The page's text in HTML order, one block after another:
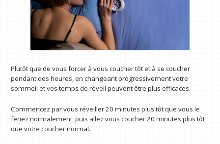
Plutôt que de vous forcer à vous coucher tôt et à se coucher
pendant des heures, en changeant progressivement votre
sommeil et vos temps de réveil peuvent être plus efficaces.
Commencez par vous réveiller 20 minutes plus tôt que vous le
feriez normalement, puis allez vous coucher 20 minutes plus tôt
que votre coucher normal.